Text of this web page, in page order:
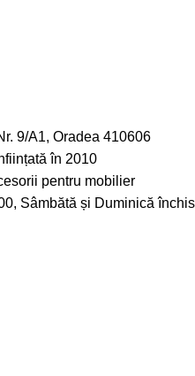
9/A1, Oradea 410606
în 2010
pentru mobilier
Sâmbătă și Duminică închis